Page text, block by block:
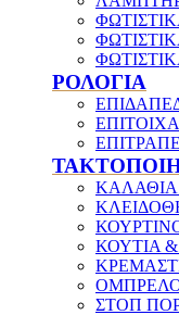
ΡΟΛΟΓΙΑ
ΚΟΥΤΙΑ
ΣΤΟΠ